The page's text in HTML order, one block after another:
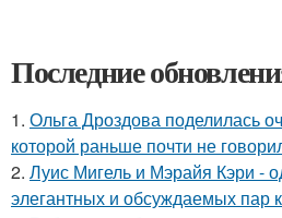
Последние
1. Ольга Дроздова поделилась
которой раньше почти не
2. Луис Мигель и Мэрайя Кэри -
элегантных и обсуждаемых пар